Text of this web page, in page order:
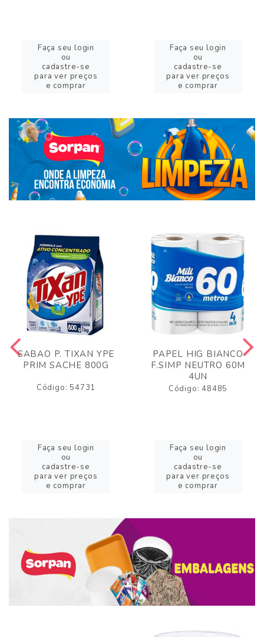
Faça seu login
ou
cadastre-se
para ver preços
e comprar
Faça seu login
ou
cadastre-se
para ver preços
e comprar
SABAO P. TIXAN YPE
PRIM SACHE 800G
Código: 54731
Faça seu login
ou
cadastre-se
para ver preços
e comprar
PAPEL HIG BIANCO
F.SIMP NEUTRO 60M
4UN
Código: 48485
Faça seu login
ou
cadastre-se
para ver preços
e comprar